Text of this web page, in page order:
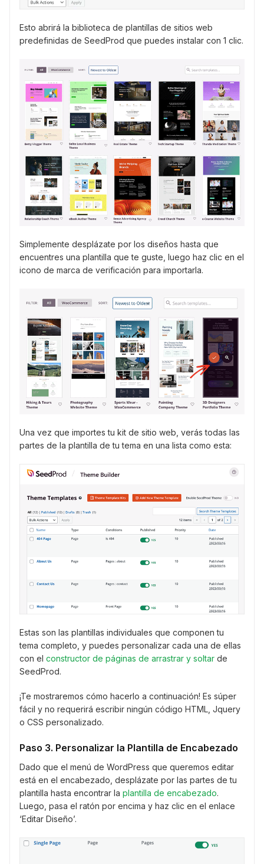
Esto abrirá la biblioteca de plantillas de sitios web
predefinidas de SeedProd que puedes instalar con 1 clic.
Simplemente desplázate por los diseños hasta que
encuentres una plantilla que te guste, luego haz clic en el
icono de marca de verificación para importarla.
Una vez que importes tu kit de sitio web, verás todas las
partes de la plantilla de tu tema en una lista como esta:
Estas son las plantillas individuales que componen tu
tema completo, y puedes personalizar cada una de ellas
con el constructor de páginas de arrastrar y soltar de
SeedProd.
¡Te mostraremos cómo hacerlo a continuación! Es súper
fácil y no requerirá escribir ningún código HTML, Jquery
o CSS personalizado.
Paso 3. Personalizar la Plantilla de Encabezado
Dado que el menú de WordPress que queremos editar
está en el encabezado, desplázate por las partes de tu
plantilla hasta encontrar la plantilla de encabezado.
Luego, pasa el ratón por encima y haz clic en el enlace
‘Editar Diseño’.